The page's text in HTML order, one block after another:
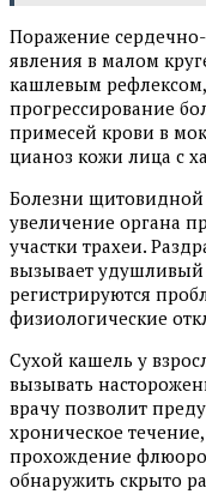
Поражение сердечно-
явления в малом
кашлевым
прогрессирование
примесей крови в
цианоз кожи лица с
Болезни щитовидной
увеличение органа
участки трахеи.
вызывает
регистрируются
физиологические
Сухой кашель у
вызывать
врачу позволит
хроническое
прохождение
обнаружить скрыто